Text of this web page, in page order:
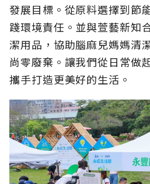
發展目標。從原料選擇到節
踐環境責任。並與萱藝新知
潔用品，協助腦麻兒媽媽清
尚零廢棄。讓我們從日常做
攜手打造更美好的生活。